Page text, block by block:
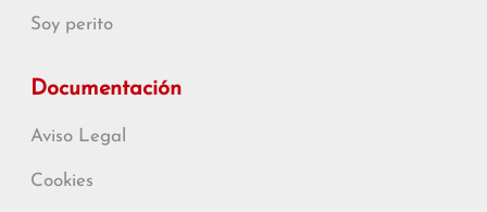
Soy perito
Documentación
Aviso Legal
Cookies